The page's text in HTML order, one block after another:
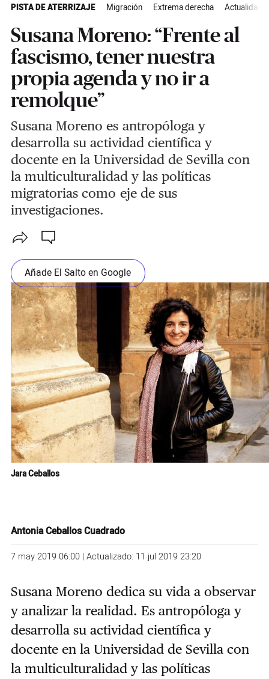
PISTA DE ATERRIZAJE Migración Extrema derecha Actualidad
Susana Moreno: “Frente al
fascismo, tener nuestra
propia agenda y no ir a
remolque”
Susana Moreno es antropóloga y
desarrolla su actividad científica y
docente en la Universidad de Sevilla con
la multiculturalidad y las políticas
migratorias como eje de sus
investigaciones.
Añade El Salto en Google
Jara Ceballos
Antonia Ceballos Cuadrado
7 may 2019 06:00 | Actualizado: 11 jul 2019 23:20
Susana Moreno dedica su vida a observar
y analizar la realidad. Es antropóloga y
desarrolla su actividad científica y
docente en la Universidad de Sevilla con
la multiculturalidad y las políticas